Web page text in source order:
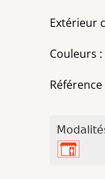
Extérieur
Couleurs